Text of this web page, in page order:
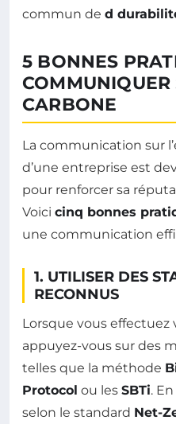
commun de d
5 BONNES
CARBONE
La communication sur
d’une entreprise est
pour renforcer sa
Voici cinq bonnes
une communication
1. UTILISER DES
RECONNUS
Lorsque vous effectuez
appuyez-vous sur des
telles que la méthode
Protocol ou les SBTi.
selon le standard Net-